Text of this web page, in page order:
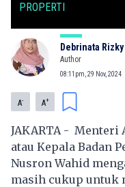
PROPERTI
Debrinata Rizky
Author
08:11pm, 29 Nov, 2024
A- A+
JAKARTA - Menteri
atau Kepala Badan
Nusron Wahid
masih cukup untuk